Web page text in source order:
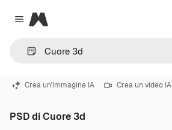
Close menu
Magnific
Crea un'immagine IA Crea un video IA
PSD di Cuore 3d